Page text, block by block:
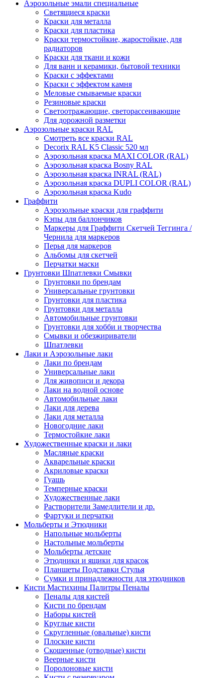
Аэрозольные эмали специальные
Светящиеся краски
Краски для металла
Краски для пластика
Краски термостойкие, жаростойкие, для
радиаторов
Краски для ткани и кожи
Для ванн и керамики, бытовой техники
Краски с эффектами
Краски с эффектом камня
Меловые смываемые краски
Резиновые краски
Светоотражающие, светорассеивающие
Для дорожной разметки
Аэрозольные краски RAL
Смотреть все краски RAL
Decorix RAL K5 Classic 520 мл
Аэрозольная краска MAXI COLOR (RAL)
Аэрозольная краска Bosny RAL
Аэрозольная краска INRAL (RAL)
Аэрозольная краска DUPLI COLOR (RAL)
Аэрозольная краска Kudo
Граффити
Аэрозольные краски для граффити
Кэпы для баллончиков
Маркеры для Граффити Скетчей Теггинга /
Чернила для маркеров
Перья для маркеров
Альбомы для скетчей
Перчатки маски
Грунтовки Шпатлевки Смывки
Грунтовки по брендам
Универсальные грунтовки
Грунтовки для пластика
Грунтовки для металла
Автомобильные грунтовки
Грунтовки для хобби и творчества
Смывки и обезжириватели
Шпатлевки
Лаки и Аэрозольные лаки
Лаки по брендам
Универсальные лаки
Для живописи и декора
Лаки на водной основе
Автомобильные лаки
Лаки для дерева
Лаки для металла
Новогодние лаки
Термостойкие лаки
Художественные краски и лаки
Масляные краски
Акварельные краски
Акриловые краски
Гуашь
Темперные краски
Художественные лаки
Растворители Замедлители и др.
Фартуки и перчатки
Мольберты и Этюдники
Напольные мольберты
Настольные мольберты
Мольберты детские
Этюдники и ящики для красок
Планшеты Подставки Стулья
Сумки и принадлежности для этюдников
Кисти Мастихины Палитры Пеналы
Пеналы для кистей
Кисти по брендам
Наборы кистей
Круглые кисти
Скругленные (овальные) кисти
Плоские кисти
Скошенные (отводные) кисти
Веерные кисти
Поролоновые кисти